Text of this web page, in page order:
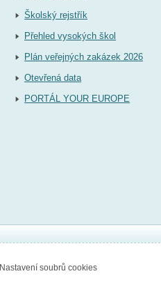
Školský rejstřík
Přehled vysokých škol
Plán veřejných zakázek 2026
Otevřená data
PORTÁL YOUR EUROPE
Nastavení soubrů cookies